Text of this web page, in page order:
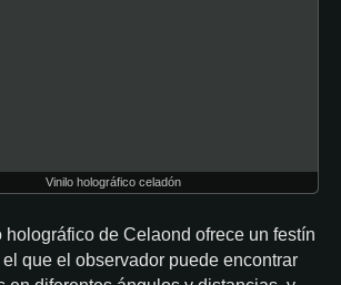
Vinilo holográfico celadón
holográfico de Celaond ofrece un festín
que el observador puede encontrar